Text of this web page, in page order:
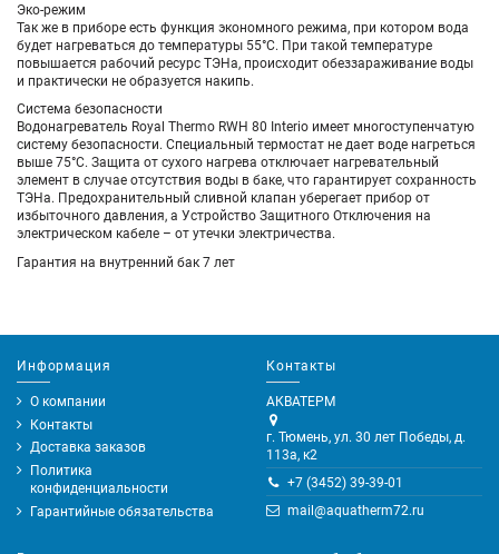
Эко-режим
Так же в приборе есть функция экономного режима, при котором вода
будет нагреваться до температуры 55°С. При такой температуре
повышается рабочий ресурс ТЭНа, происходит обеззараживание воды
и практически не образуется накипь.
Система безопасности
Водонагреватель Royal Thermo RWH 80 Interio имеет многоступенчатую
систему безопасности. Специальный термостат не дает воде нагреться
выше 75°C. Защита от сухого нагрева отключает нагревательный
элемент в случае отсутствия воды в баке, что гарантирует сохранность
ТЭНа. Предохранительный сливной клапан уберегает прибор от
избыточного давления, а Устройство Защитного Отключения на
электрическом кабеле – от утечки электричества.
Гарантия на внутренний бак 7 лет
Информация
О компании
Контакты
Доставка заказов
Политика
конфиденциальности
Гарантийные обязательства
Контакты
АКВАТЕРМ
г. Тюмень, ул. 30 лет Победы, д.
113а, к2
+7 (3452) 39-39-01
mail@aquatherm72.ru